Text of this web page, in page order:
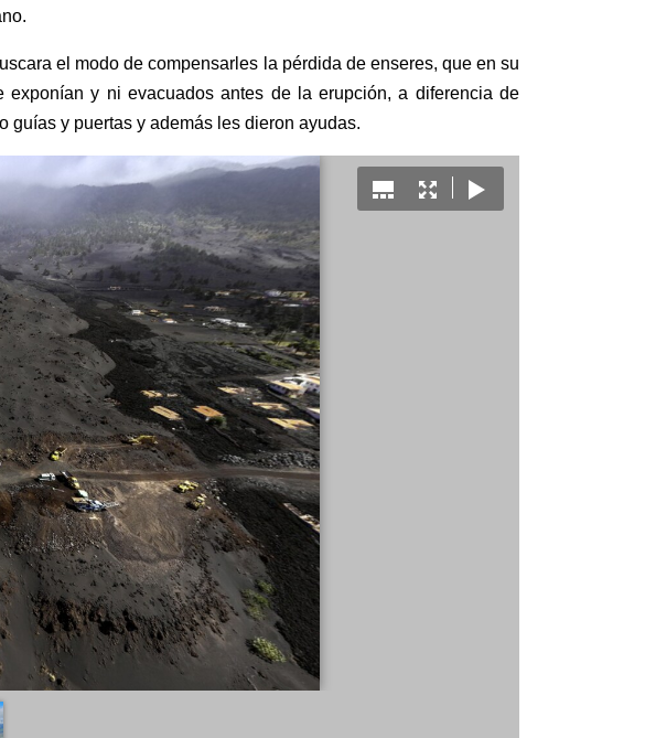
el modo de compensarles l a pérdida deenseres, que en su
y ni evacuados antes de la erupción, a diferencia de
guías y puertas y además les dieron ayudas.